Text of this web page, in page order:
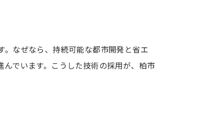
なぜなら、持続可能な都市開発と省エ
でいます。こうした技術の採用が、柏市